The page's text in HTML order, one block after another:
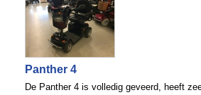
Panther 4
De Panther 4 is volledig geveerd, heeft